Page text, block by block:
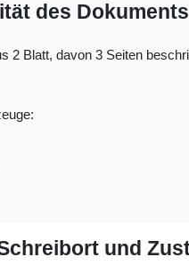
des Dokuments
2 Blatt, davon 3 Seiten
und